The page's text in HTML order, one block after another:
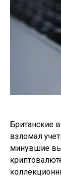
Британские
взломал
минувшие